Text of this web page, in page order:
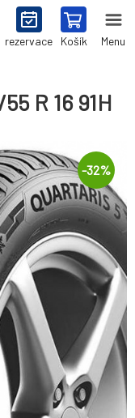
rezervace Košík Menu
R 16 91H
-32%